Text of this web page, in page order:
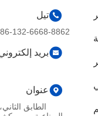
تيل
86-132-6668-8862
بريد
عنوان